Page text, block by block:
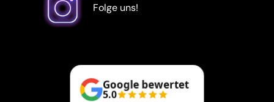
Folge uns!
Google bewertet
5.0